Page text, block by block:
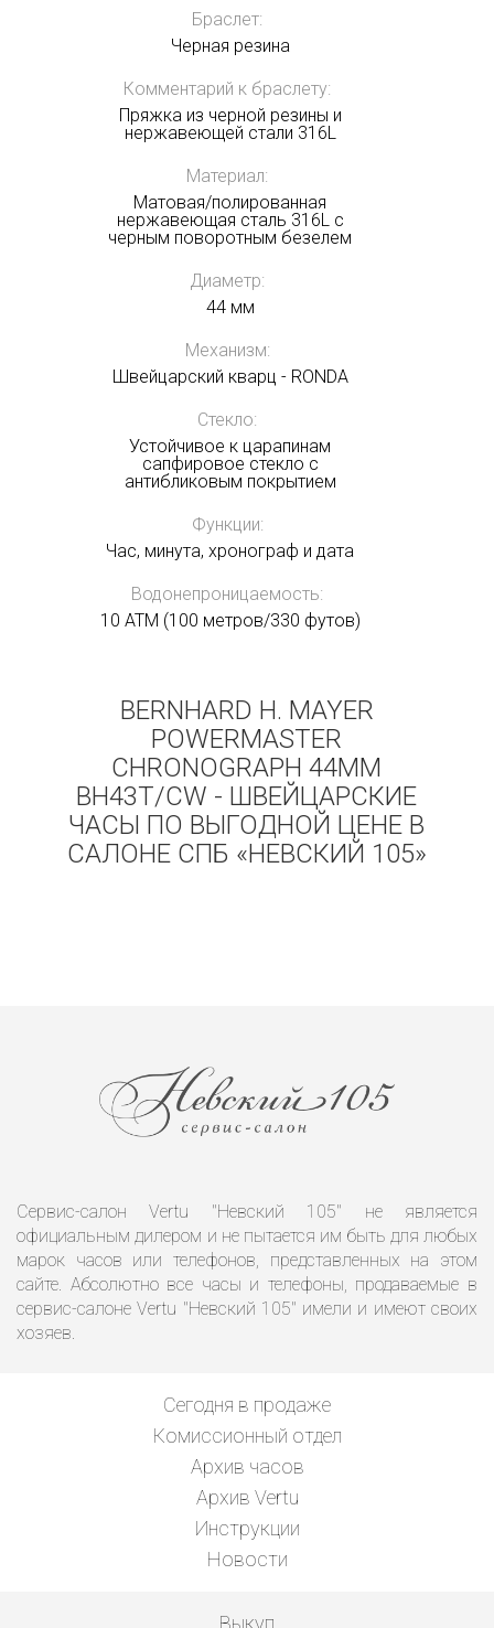
Браслет:
Черная резина
Комментарий к браслету:
Пряжка из черной резины и
нержавеющей стали 316L
Материал:
Матовая/полированная
нержавеющая сталь 316L с
черным поворотным безелем
Диаметр:
44 мм
Механизм:
Швейцарский кварц - RONDA
Стекло:
Устойчивое к царапинам
сапфировое стекло с
антибликовым покрытием
Функции:
Час, минута, хронограф и дата
Водонепроницаемость:
10 ATM (100 метров/330 футов)
BERNHARD H. MAYER
POWERMASTER
CHRONOGRAPH 44MM
BH43T/CW - ШВЕЙЦАРСКИЕ
ЧАСЫ ПО ВЫГОДНОЙ ЦЕНЕ В
САЛОНЕ СПБ «НЕВСКИЙ 105»
Сервис-салон Vertu "Невский 105" не является
официальным дилером и не пытается им быть для любых
марок часов или телефонов, представленных на этом
сайте. Абсолютно все часы и телефоны, продаваемые в
сервис-салоне Vertu "Невский 105" имели и имеют своих
хозяев.
Сегодня в продаже
Комиссионный отдел
Архив часов
Архив Vertu
Инструкции
Новости
Выкуп